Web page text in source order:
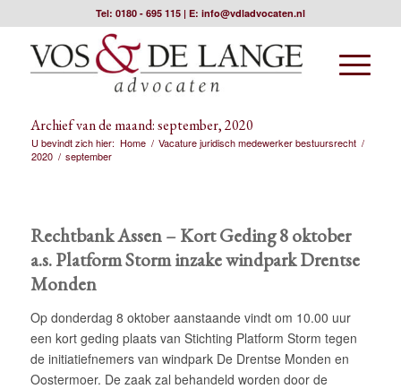
Tel: 0180 - 695 115| E: info@vdladvocaten.nl
Archief van de maand: september, 2020
U bevindt zich hier: Home / Vacature juridisch medewerker bestuursrecht /
2020 / september
Rechtbank Assen – Kort Geding 8 oktober
a.s. Platform Storm inzake windpark Drentse
Monden
Op donderdag 8 oktober aanstaande vindt om 10.00 uur
een kort geding plaats van Stichting Platform Storm tegen
de initiatiefnemers van windpark De Drentse Monden en
Oostermoer. De zaak zal behandeld worden door de